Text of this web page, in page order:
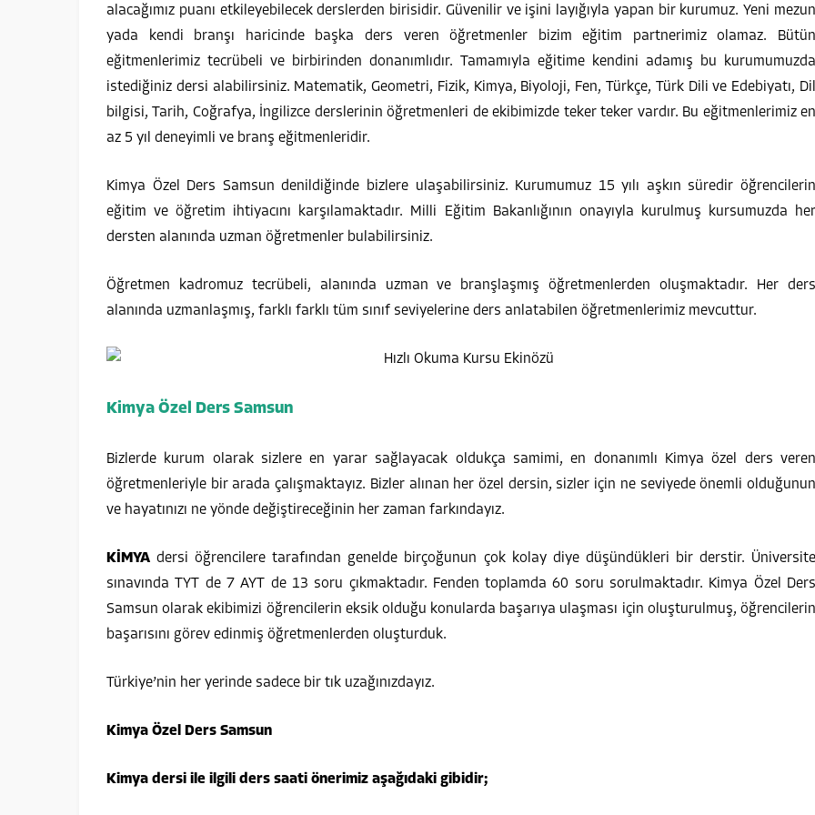
alacağımız puanı etkileyebilecek derslerden birisidir. Güvenilir ve işini layığıyla yapan bir kurumuz. Yeni mezun
yada kendi branşı haricinde başka ders veren öğretmenler bizim eğitim partnerimiz olamaz. Bütün
eğitmenlerimiz tecrübeli ve birbirinden donanımlıdır. Tamamıyla eğitime kendini adamış bu kurumumuzda
istediğiniz dersi alabilirsiniz. Matematik, Geometri, Fizik, Kimya, Biyoloji, Fen, Türkçe, Türk Dili ve Edebiyatı, Dil
bilgisi, Tarih, Coğrafya, İngilizce derslerinin öğretmenleri de ekibimizde teker teker vardır. Bu eğitmenlerimiz en
az 5 yıl deneyimli ve branş eğitmenleridir.
Kimya Özel Ders Samsun denildiğinde bizlere ulaşabilirsiniz. Kurumumuz 15 yılı aşkın süredir öğrencilerin
eğitim ve öğretim ihtiyacını karşılamaktadır. Milli Eğitim Bakanlığının onayıyla kurulmuş kursumuzda her
dersten alanında uzman öğretmenler bulabilirsiniz.
Öğretmen kadromuz tecrübeli, alanında uzman ve branşlaşmış öğretmenlerden oluşmaktadır. Her ders
alanında uzmanlaşmış, farklı farklı tüm sınıf seviyelerine ders anlatabilen öğretmenlerimiz mevcuttur.
Kimya Özel Ders Samsun
Bizlerde kurum olarak sizlere en yarar sağlayacak oldukça samimi, en donanımlı Kimya özel ders veren
öğretmenleriyle bir arada çalışmaktayız. Bizler alınan her özel dersin, sizler için ne seviyede önemli olduğunun
ve hayatınızı ne yönde değiştireceğinin her zaman farkındayız.
KİMYA dersi öğrencilere tarafından genelde birçoğunun çok kolay diye düşündükleri bir derstir. Üniversite
sınavında TYT de 7 AYT de 13 soru çıkmaktadır. Fenden toplamda 60 soru sorulmaktadır. Kimya Özel Ders
Samsun olarak ekibimizi öğrencilerin eksik olduğu konularda başarıya ulaşması için oluşturulmuş, öğrencilerin
başarısını görev edinmiş öğretmenlerden oluşturduk.
Türkiye’nin her yerinde sadece bir tık uzağınızdayız.
Kimya Özel Ders Samsun
Kimya dersi ile ilgili ders saati önerimiz aşağıdaki gibidir;